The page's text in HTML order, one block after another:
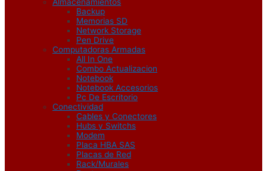
Almacenamientos
Backup
Memorias SD
Network Storage
Pen Drive
Computadoras Armadas
All In One
Combo Actualizacion
Notebook
Notebook Accesorios
Pc De Escritorio
Conectividad
Cables y Conectores
Hubs y Switchs
Modem
Placa HBA SAS
Placas de Red
Rack/Murales